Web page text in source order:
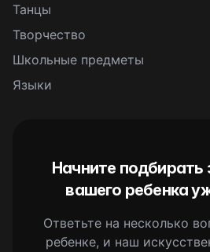
Танцы
Творчество
Школьные предметы
Языки
Начните подбирать
вашего ребенка
Ответьте на несколько
ребенке, и наш